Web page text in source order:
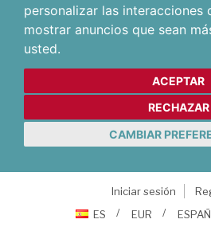
personalizar las interacciones
mostrar anuncios que sean
usted.
ACEPTAR
RECHAZAR
CAMBIAR
Iniciar sesión
ES
EUR